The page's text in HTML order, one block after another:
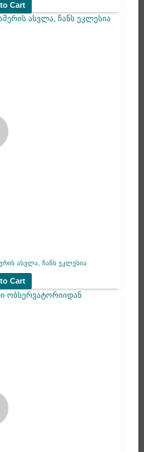
Cart
ასვლა, ჩანს ეკლესია
Cart